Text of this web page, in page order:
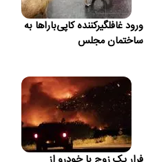
ورود غافلگیرکننده کاپی‌باراها به
ساختمان مجلس